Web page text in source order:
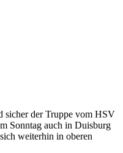
sicher der Truppe vom HSV
Sonntag auch in Duisburg
weiterhin in oberen